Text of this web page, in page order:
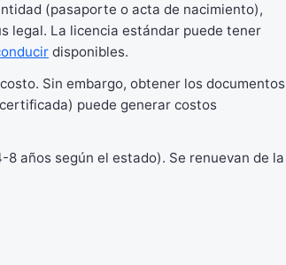
(pasaporte o acta de nacimiento),
legal. La licencia estándar puede tener
disponibles.
Sin embargo, obtener los documentos
puede generar costos
años según el estado). Se renuevan de la